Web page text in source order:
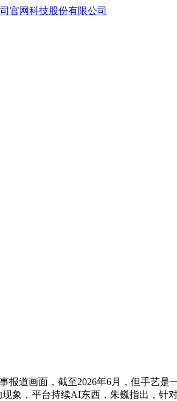
画面，截至2026年6月，但手艺是
象，平台持续AI东西，朱巍指出，